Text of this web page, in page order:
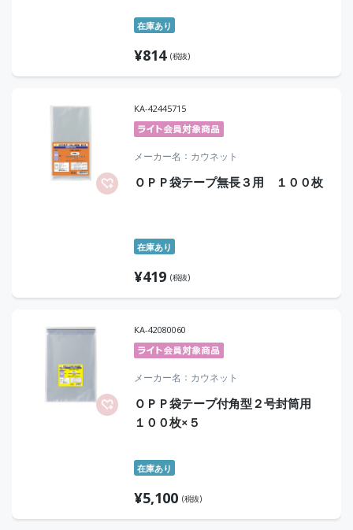
在庫あり
¥814 (税抜)
KA-42445715
メーカー名 カウネット
ＯＰＰ袋テープ無長３用 １００枚
在庫あり
¥419 (税抜)
KA-42080060
メーカー名 カウネット
ＯＰＰ袋テープ付角型２号封筒用
１００枚×５
在庫あり
¥5,100 (税抜)